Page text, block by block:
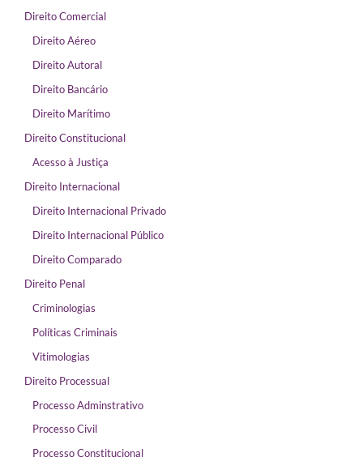
Direito Comercial
Direito Aéreo
Direito Autoral
Direito Bancário
Direito Marítimo
Direito Constitucional
Acesso à Justiça
Direito Internacional
Direito Internacional Privado
Direito Internacional Público
Direito Comparado
Direito Penal
Criminologias
Políticas Criminais
Vitimologias
Direito Processual
Processo Adminstrativo
Processo Civil
Processo Constitucional